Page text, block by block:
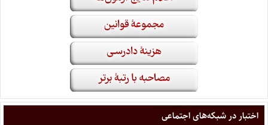
اختبار در شبکه‌های اجتماعی